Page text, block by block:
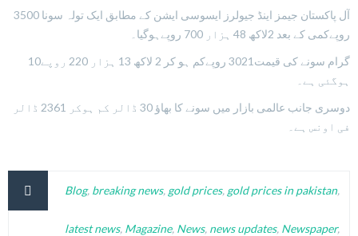
آل پاکستان جیمز اینڈ جیولرز ایسوسی ایشن کے مطابق ایک تولہ سونا 3500
روپےکمی کے بعد 2لاکھ 48 ہزار 700 روپےہوگیا۔
10گرام سونے کی قیمت3021 روپےکم ہو کر 2 لاکھ 13 ہزار 220 روپے
ہوگئی ہے۔
دوسری جانب عالمی بازار میں سونے کا بھاؤ 30 ڈالر کم ہوکر 2361 ڈالر
فی اونس ہے۔
Blog, breaking news, gold prices, gold prices in pakistan,
latest news, Magazine, News, news updates, Newspaper,